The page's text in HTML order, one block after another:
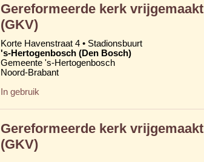
Gereformeerde kerk vrijgemaakt
(GKV)
Korte Havenstraat 4 • Stadionsbuurt
's-Hertogenbosch (Den Bosch)
Gemeente 's-Hertogenbosch
Noord-Brabant
In gebruik
Gereformeerde kerk vrijgemaakt
(GKV)